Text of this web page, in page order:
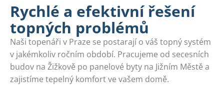
Rychlé a efektivní řešení
topných problémů
Naši topenáři v Praze se postarají o váš topný systém
v jakémkoliv ročním období. Pracujeme od secesních
budov na Žižkově po panelové byty na Jižním Městě a
zajistíme tepelný komfort ve vašem domě.